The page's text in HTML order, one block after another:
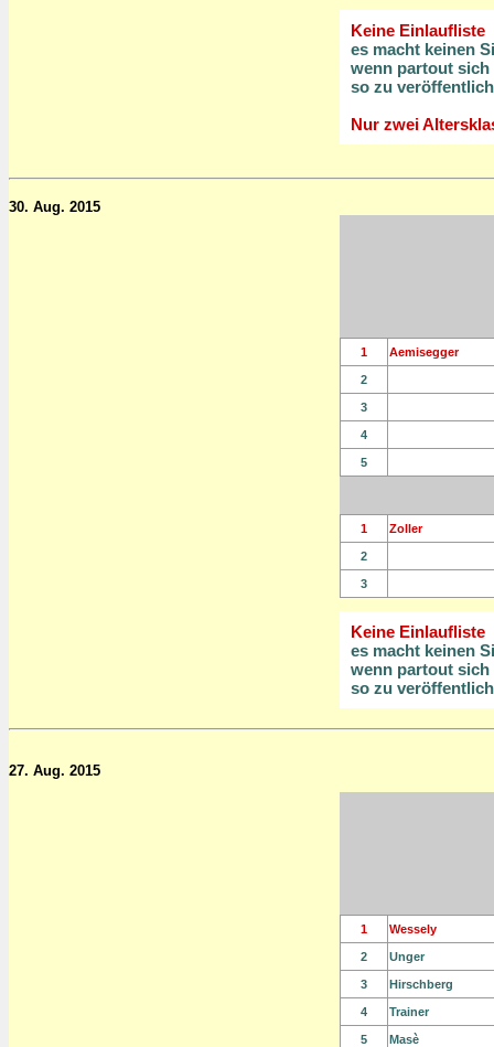
Keine Einlaufliste
es macht keinen
wenn partout sich
so zu
Nur zwei
30. Aug. 2015
1 Aemisegger
2
3
4
5
1 Zoller
2
3
Keine Einlaufliste
es macht keinen
wenn partout sich
so zu
27. Aug. 2015
1 Wessely
2 Unger
3 Hirschberg
4 Trainer
5 Masè